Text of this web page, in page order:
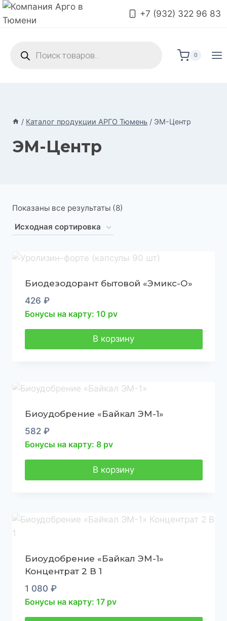
Перейти
к
+7 (932) 322 96 83
товаров
0
/ Каталог продукции АРГО Тюмень / ЭМ-Центр
ЭМ-Центр
Показаны все результаты (8)
Биодезодорант бытовой «Эмикс-О»
426 ₽
Бонусы на карту: 10 pv
В корзину
Биоудобрение «Байкал ЭМ-1»
582 ₽
Бонусы на карту: 8 pv
В корзину
Биоудобрение «Байкал ЭМ-1»
Концентрат 2 В 1
1 080 ₽
Бонусы на карту: 17 pv